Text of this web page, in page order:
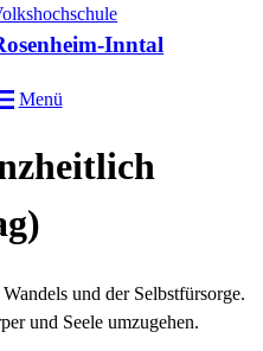
Inntal
Menü
und der Selbstfürsorge.
und Seele umzugehen.